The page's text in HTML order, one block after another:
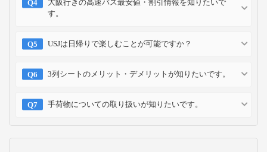
大阪行きの高速バス最安値・割引情報を知りたいで
す。
USJは日帰りで楽しむことが可能ですか？
3列シートのメリット・デメリットが知りたいです。
手荷物についての取り扱いが知りたいです。